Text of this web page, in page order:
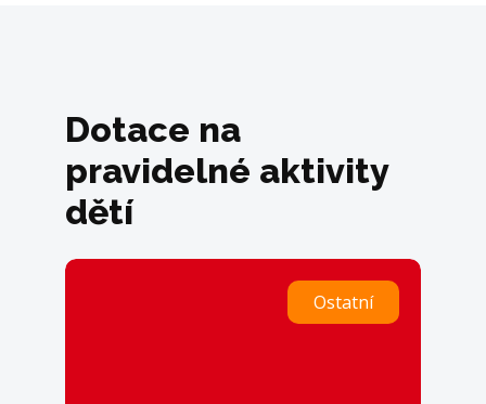
Dotace na
pravidelné aktivity
dětí
Ostatní